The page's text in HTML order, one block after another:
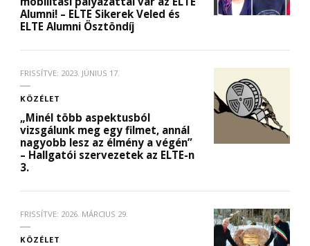
Alumni! – ELTE Sikerek Veled és
ELTE Alumni Ösztöndíj
FRISSÍTVE: 2023. JÚNIUS 17.
KÖZÉLET
„Minél több aspektusból
vizsgálunk meg egy filmet, annál
nagyobb lesz az élmény a végén”
– Hallgatói szervezetek az ELTE-n
3.
FRISSÍTVE: 2026. MÁRCIUS 29.
KÖZÉLET